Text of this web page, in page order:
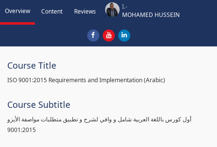
Overview Content Reviews
I.-
MOHAMED HUSSEIN
Course Title
ISO 9001:2015 Requirements and Implementation (Arabic)
Course Subtitle
أول كورس باللغة العربية شامل و وافي لشرح و تطبيق متطلبات مواصفة الأيزو
9001:2015